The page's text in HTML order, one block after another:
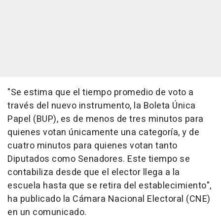
"Se estima que el tiempo promedio de voto a
través del nuevo instrumento, la Boleta Única
Papel (BUP), es de menos de tres minutos para
quienes votan únicamente una categoría, y de
cuatro minutos para quienes votan tanto
Diputados como Senadores. Este tiempo se
contabiliza desde que el elector llega a la
escuela hasta que se retira del establecimiento",
ha publicado la Cámara Nacional Electoral (CNE)
en un comunicado.